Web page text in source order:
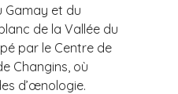
Gamay et du
de la Vallée du
par le Centre de
Changins, où
d’œnologie.